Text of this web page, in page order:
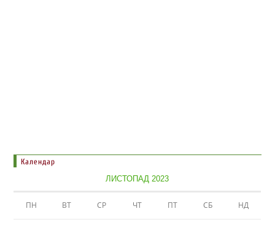
Календар
ЛИСТОПАД 2023
ПН ВТ СР ЧТ ПТ СБ НД